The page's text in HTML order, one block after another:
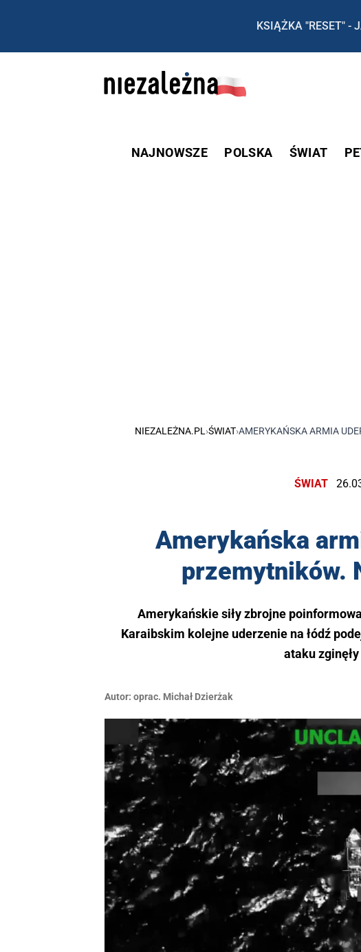
KSIĄŻKA "RESET" -
NAJNOWSZE POLSKA ŚWIAT
NIEZALEŻNA.PL ›ŚWIAT›AMERYKAŃSKA ARMIA
ŚWIAT
Amerykańska
przemytników.
Amerykańskie siły zbrojne
Karaibskim kolejne uderzenie na łódź
ataku
Autor: oprac. Michał Dzierżak